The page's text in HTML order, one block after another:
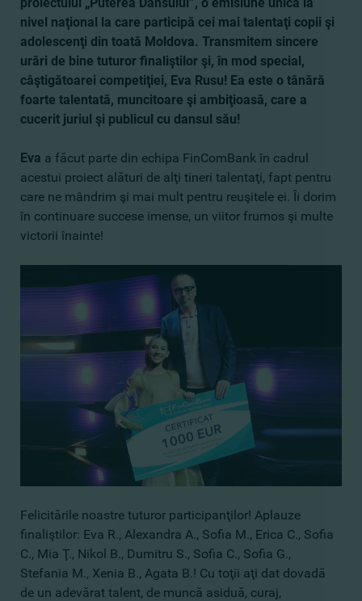
nivel naţional la care participă cei mai talentaţi copii şi
adolescenţi din toată Moldova. Transmitem sincere
urări de bine tuturor finaliştilor şi, în mod special,
câştigătoarei competiţiei, Eva Rusu! Ea este o tânără
foarte talentată, muncitoare şi ambiţioasă, care a
cucerit juriul şi publicul cu dansul său!
Eva a făcut parte din echipa FinComBank în cadrul
acestui proiect alături de alţi tineri talentaţi, fapt pentru
care ne mândrim şi mai mult pentru reuşitele ei. Îi dorim
în continuare succese imense, un viitor frumos şi multe
victorii înainte!
Felicitările noastre tuturor participanţilor! Aplauze
finaliştilor: Eva R., Alexandra A., Sofia M., Erica C., Sofia
C., Mia Ţ., Nikol B., Dumitru S., Sofia C., Sofia G.,
Stefania M., Xenia B., Agata B.! Cu toţii aţi dat dovadă
de un adevărat talent, de muncă asiduă, curaj,